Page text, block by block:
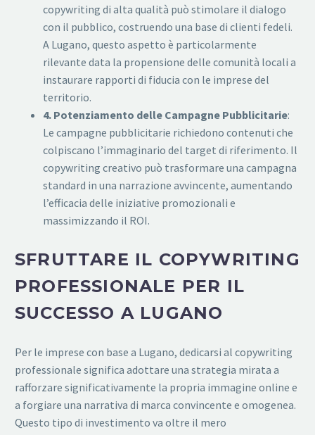
copywriting di alta qualità può stimolare il dialogo
con il pubblico, costruendo una base di clienti fedeli.
A Lugano, questo aspetto è particolarmente
rilevante data la propensione delle comunità locali a
instaurare rapporti di fiducia con le imprese del
territorio.
4. Potenziamento delle Campagne Pubblicitarie:
Le campagne pubblicitarie richiedono contenuti che
colpiscano l’immaginario del target di riferimento. Il
copywriting creativo può trasformare una campagna
standard in una narrazione avvincente, aumentando
l’efficacia delle iniziative promozionali e
massimizzando il ROI.
SFRUTTARE IL COPYWRITING
PROFESSIONALE PER IL
SUCCESSO A LUGANO
Per le imprese con base a Lugano, dedicarsi al copywriting
professionale significa adottare una strategia mirata a
rafforzare significativamente la propria immagine online e
a forgiare una narrativa di marca convincente e omogenea.
Questo tipo di investimento va oltre il mero